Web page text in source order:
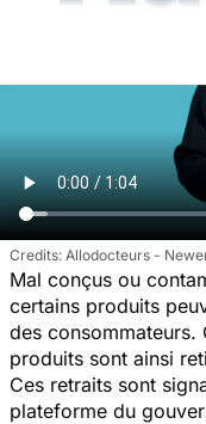
Allodocteurs -
Mal conçus ou
certains produits
des consommateurs.
produits sont ainsi
Ces retraits sont
plateforme du